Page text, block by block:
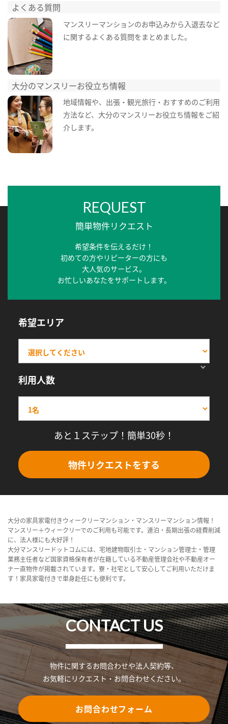
よくある質問
マンスリーマンションのお申込みから入退去など
に関するよくある質問をまとめました。
大分のマンスリーお役立ち情報
地域情報や、出張・観光旅行・おすすめのご利用
方法など、大分のマンスリーお役立ち情報をご紹
介します。
REQUEST
簡単物件リクエスト
希望条件を伝えるだけ！
初めての方やリピーターの方にも
大人気のサービス。
お忙しいあなたをサポートします。
希望エリア
利用人数
あと１ステップ！簡単30秒！
物件リクエストをする
大分の家具家電付きウィークリーマンション・マンスリーマンション情報！
マンスリー＋ウィークリーでのご利用も可能です。連泊・長期出張の経費削減
に、法人様にも大好評！
大分マンスリードットコムには、宅地建物取引士・マンション管理士・管理
業務主任者など国家資格保有者が在籍している不動産管理会社や不動産オー
ナー直物件が掲載されています。寮・社宅として安心してご利用いただけま
す！家具家電付きで単身赴任にも便利です。
CONTACT US
物件に関するお問合わせや法人契約等、
お気軽にリクエスト・お問合わせください。
お問合わせフォーム